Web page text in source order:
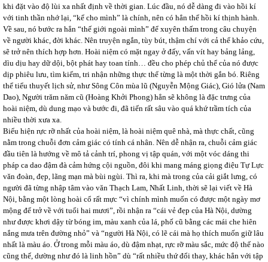
khi đặt vào độ lùi xa nhất định về thời gian. Lúc đầu, nó dễ dàng đi vào hồi kí
với tinh thần nhớ lại, “kể cho mình” là chính, nên có hẳn thể hồi kí thịnh hành.
Về sau, nó bước ra hẳn “thế giới ngoài mình” để xuyên thấm trong câu chuyện
về người khác, đời khác. Nên truyện ngắn, tùy bút, thậm chí với cả thể khảo cứu,
sẽ trở nên thích hợp hơn. Hoài niệm có mặt ngay ở đấy, vấn vít hay bảng lảng,
dìu dịu hay dữ dội, bột phát hay toan tính… đều cho phép chủ thể của nó được
dịp phiêu lưu, tìm kiếm, tri nhận những thực thể từng là một thời gắn bó. Riêng
thể tiểu thuyết lịch sử, như Sông Côn mùa lũ (Nguyễn Mộng Giác), Gió lửa (Nam
Dao), Người trăm năm cũ (Hoàng Khởi Phong) hẳn sẽ không là đặc trưng của
hoài niệm, dù dung mạo và bước đi, đã tiến rất sâu vào quá khứ trầm tích của
nhiều thời xưa xa.
Biểu hiện rực rỡ nhất của hoài niệm, là hoài niệm quê nhà, mà thực chất, cũng
nằm trong chuỗi đơn cảm giác có tính cá nhân. Nên dễ nhận ra, chuỗi cảm giác
đầu tiên là hướng về mô tả cảnh trí, phong vị tập quán, với một vóc dáng thi
pháp ca dao đậm đà cảm hứng cội nguồn, đôi khi mang máng giọng điệu Tự Lực
văn đoàn, đẹp, lãng mạn mà bùi ngùi. Thì ra, khi mà trong của cải giắt lưng, có
người đã từng nhập tâm vào văn Thạch Lam, Nhất Linh, thời sẽ lại viết về Hà
Nội, bằng một lòng hoài cổ rất mực “vì chính mình muốn có được một ngày mơ
mộng để trở về với tuổi hai mươi”, rồi nhận ra “cái vẻ đẹp của Hà Nội, dường
như được khơi dậy từ bóng im, màu xanh của lá, phố cũ bằng các mái che hiên
nắng mưa trên đường nhỏ” và “người Hà Nội, có lẽ cái mà họ thích muốn giữ lâu
nhất là màu áo. Ở trong mỗi màu áo, dù đậm nhạt, rực rỡ màu sắc, mức độ thế nào
cũng thế, dường như đó là linh hồn” dù “rất nhiều thứ đổi thay, khác hẳn với tập